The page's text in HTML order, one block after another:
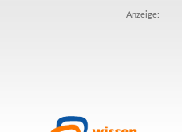
Anzeige: